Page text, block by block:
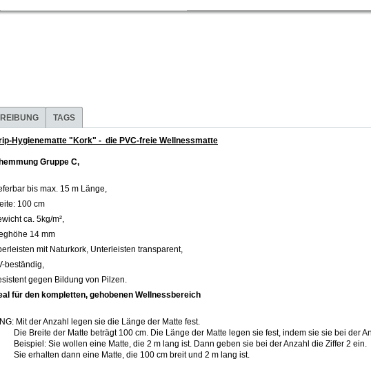
TAGS
Hygienematte "Kork" - die PVC-freie Wellnessmatte
Gruppe C,
bis max. 15 m Länge,
100 cm
ca. 5kg/m²,
14 mm
mit Naturkork, Unterleisten transparent,
beständig,
gegen Bildung von Pilzen.
für den kompletten, gehobenen Wellnessbereich
Mit der Anzahl legen sie die Länge der Matte fest.
der Matte beträgt 100 cm. Die Länge der Matte legen sie fest, indem sie sie bei der
Sie wollen eine Matte, die 2 m lang ist. Dann geben sie bei der Anzahl die Ziffer 2 ein.
dann eine Matte, die 100 cm breit und 2 m lang ist.